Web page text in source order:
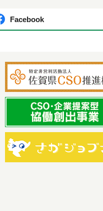
Facebook